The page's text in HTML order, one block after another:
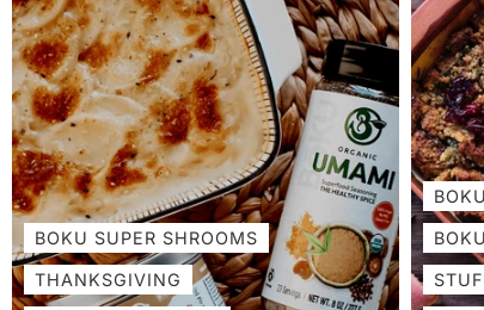
BOKU SUPER SHROOMS
THANKSGIVING